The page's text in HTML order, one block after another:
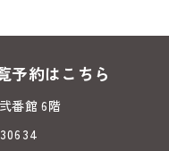
予約はこちら
番館 6階